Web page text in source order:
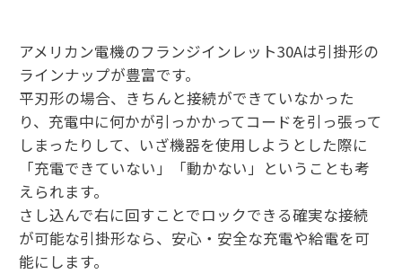
アメリカン電機のフランジインレット30Aは引掛形の
ラインナップが豊富です。
平刃形の場合、きちんと接続ができていなかった
り、充電中に何かが引っかかってコードを引っ張って
しまったりして、いざ機器を使用しようとした際に
「充電できていない」「動かない」ということも考
えられます。
さし込んで右に回すことでロックできる確実な接続
が可能な引掛形なら、安心・安全な充電や給電を可
能にします。